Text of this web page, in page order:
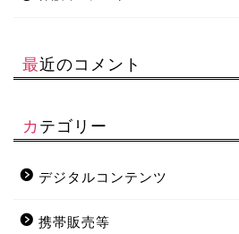
最近のコメント
カテゴリー
デジタルコンテンツ
携帯販売等